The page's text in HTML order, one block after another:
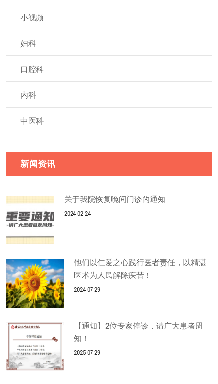
小视频
妇科
口腔科
内科
中医科
新闻资讯
关于我院恢复晚间门诊的通知
2024-02-24
他们以仁爱之心践行医者责任，以精湛
医术为人民解除疾苦！
2024-07-29
【通知】2位专家停诊，请广大患者周
知！
2025-07-29